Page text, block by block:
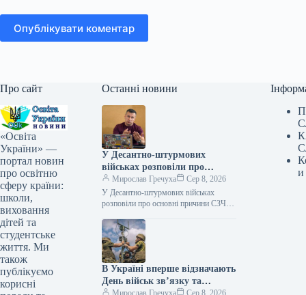
Опублікувати коментар
Про сайт
«Освіта
України» —
портал новин
про освітню
сферу країни:
школи,
виховання
дітей та
студентське
життя. Ми
також
публікуємо
корисні
Останні новини
У Десантно-штурмових
військах розповіли про
основні причини СЗЧ
Мирослав Гречуха
Сер 8, 2026
У Десантно-штурмових військах
розповіли про основні причини СЗЧ
Укрінформ Серед основних причин,
через які військовослужбовці
приймають рішення…
В Україні вперше відзначають
День військ зв’язку та
Мирослав Гречуха Сер 8, 2026
и